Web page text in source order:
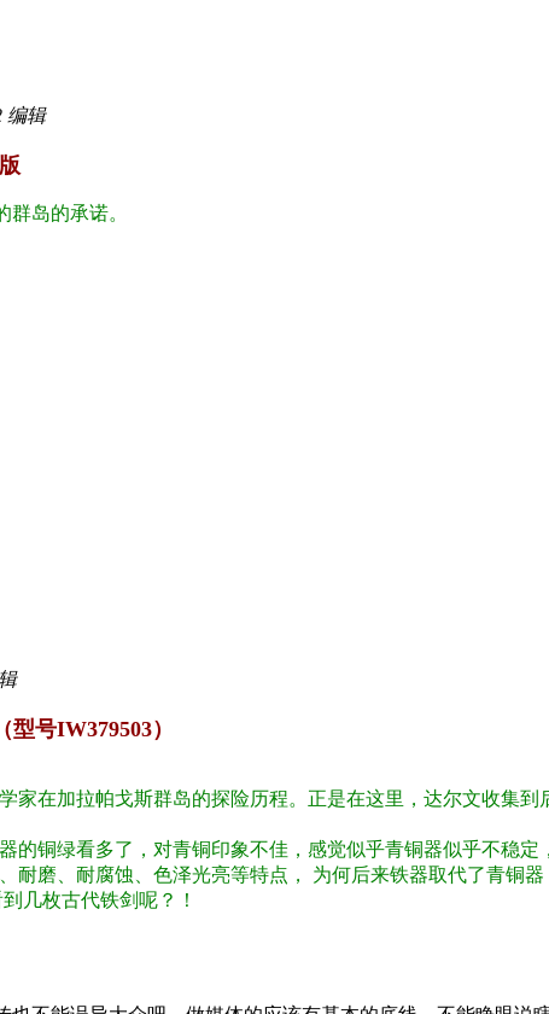
编辑
岛的承诺。
号IW379503）
家在加拉帕戈斯群岛的探险历程。正是在这里，达尔文收集
铜绿看多了，对青铜印象不佳，感觉似乎青铜器似乎不稳定
磨、耐腐蚀、色泽光亮等特点， 为何后来铁器取代了青铜
几枚古代铁剑呢？！